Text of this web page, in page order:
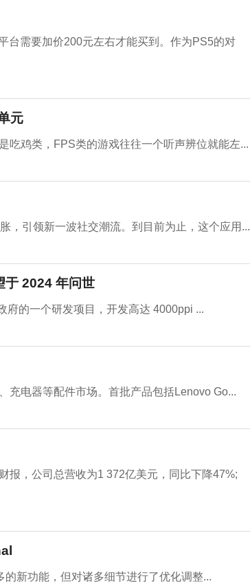
台需要加价200元左右才能买到。作为PS5的对
元
吃鸡类，FPS类的游戏往往一个听声辨位就能左...
，引领新一波社交潮流。到目前为止，这个应用...
2024 年问世
的一个研发项目，开发高达 4000ppi ...
充电器等配件市场。首批产品包括Lenovo Go...
报，公司总营收为1 372亿美元，同比下降47%;
新功能，但对诸多细节进行了优化调整...